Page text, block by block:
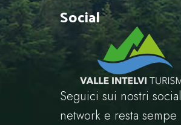
Social
Seguici sui nostri social
network e resta sempe